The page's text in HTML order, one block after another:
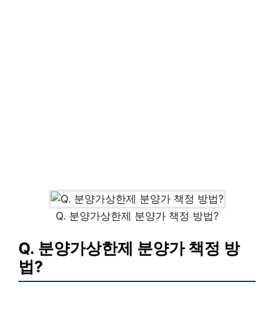
Q. 분양가상한제 분양가 책정 방법?
Q. 분양가상한제 분양가 책정 방
법?